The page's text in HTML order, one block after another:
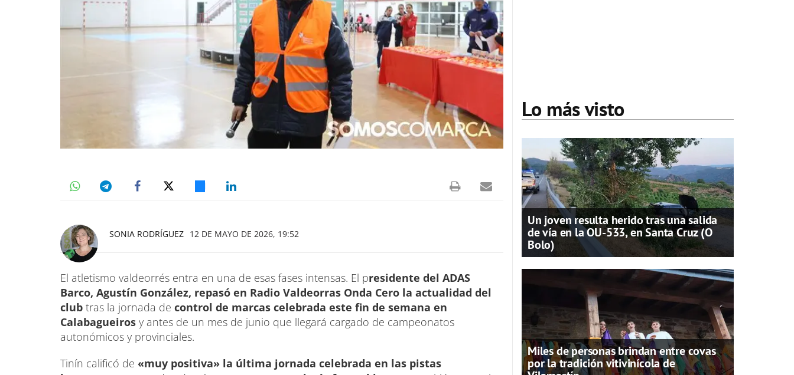
SONIA RODRÍGUEZ 12 DE MAYO DE 2026, 19:52
El atletismo valdeorrés entra en una de esas fases intensas. El presidente del ADAS
Barco, Agustín González, repasó en Radio Valdeorras Onda Cero la actualidad del
club tras la jornada de control de marcas celebrada este fin de semana en
Calabagueiros y antes de un mes de junio que llegará cargado de campeonatos
autonómicos y provinciales.
Tinín calificó de «muy positiva» la última jornada celebrada en las pistas
Lo más visto
Un joven resulta herido tras una salida
de vía en la OU-533, en Santa Cruz (O
Bolo)
Miles de personas brindan entre covas
por la tradición vitivinícola de